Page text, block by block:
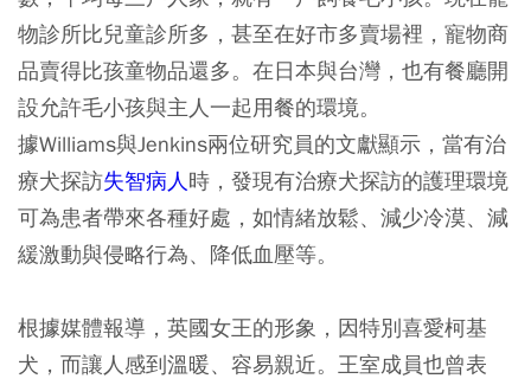
物診所比兒童診所多，甚至在好市多賣場裡，寵物商
品賣得比孩童物品還多。在日本與台灣，也有餐廳開
設允許毛小孩與主人一起用餐的環境。
據Williams與Jenkins兩位研究員的文獻顯示，當有治
療犬探訪失智病人時，發現有治療犬探訪的護理環境
可為患者帶來各種好處，如情緒放鬆、減少冷漠、減
緩激動與侵略行為、降低血壓等。
根據媒體報導，英國女王的形象，因特別喜愛柯基
犬，而讓人感到溫暖、容易親近。王室成員也曾表